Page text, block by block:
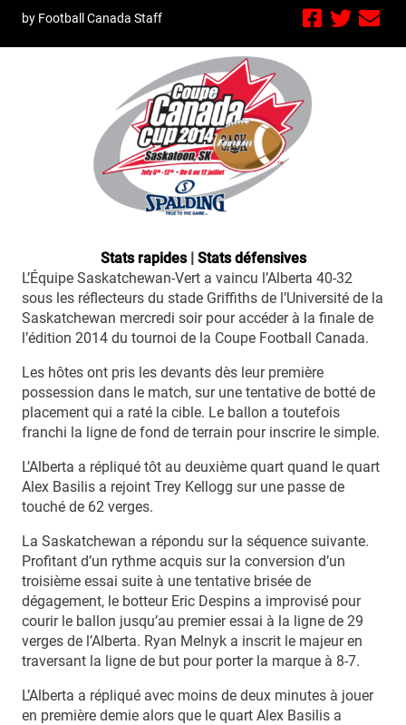
by Football Canada Staff
Stats rapides | Stats défensives
L’Équipe Saskatchewan-Vert a vaincu l’Alberta 40-32
sous les réflecteurs du stade Griffiths de l’Université de la
Saskatchewan mercredi soir pour accéder à la finale de
l’édition 2014 du tournoi de la Coupe Football Canada.
Les hôtes ont pris les devants dès leur première
possession dans le match, sur une tentative de botté de
placement qui a raté la cible. Le ballon a toutefois
franchi la ligne de fond de terrain pour inscrire le simple.
L’Alberta a répliqué tôt au deuxième quart quand le quart
Alex Basilis a rejoint Trey Kellogg sur une passe de
touché de 62 verges.
La Saskatchewan a répondu sur la séquence suivante.
Profitant d’un rythme acquis sur la conversion d’un
troisième essai suite à une tentative brisée de
dégagement, le botteur Eric Despins a improvisé pour
courir le ballon jusqu’au premier essai à la ligne de 29
verges de l’Alberta. Ryan Melnyk a inscrit le majeur en
traversant la ligne de but pour porter la marque à 8-7.
L’Alberta a répliqué avec moins de deux minutes à jouer
en première demie alors que le quart Alex Basilis a